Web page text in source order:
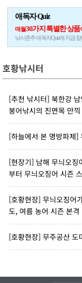
애독자 Quiz
매월30가지 특별한 상품
낚시춘추 애독자Quiz에 지금
호황낚시터
[추천 낚시터] 북한강
붕어낚시의 진면목 만끽
[하늘에서 본 명방파제]
[현장기] 남해 무늬오징
부터 무늬오징어 시즌
[호황현장] 무늬오징어
도, 여름 농어 시즌 본격
[호황현장] 무주공산 도